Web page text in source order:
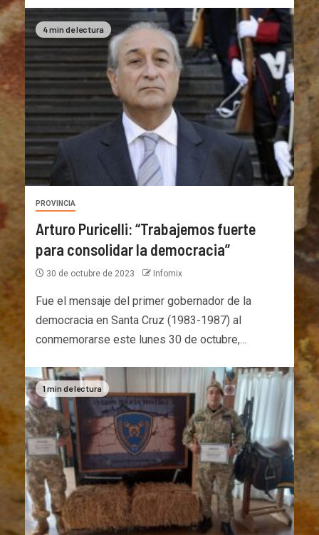
4 min de lectura
PROVINCIA
Arturo Puricelli: “Trabajemos fuerte
para consolidar la democracia”
30 de octubre de 2023 Infomix
Fue el mensaje del primer gobernador de la
democracia en Santa Cruz (1983-1987) al
conmemorarse este lunes 30 de octubre,...
1 min de lectura